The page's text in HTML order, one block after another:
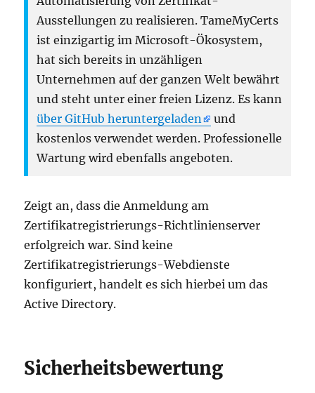
Ausstellungen zu realisieren. TameMyCerts
ist einzigartig im Microsoft-Ökosystem,
hat sich bereits in unzähligen
Unternehmen auf der ganzen Welt bewährt
und steht unter einer freien Lizenz. Es kann
über GitHub heruntergeladen
und
kostenlos verwendet werden. Professionelle
Wartung wird ebenfalls angeboten.
Zeigt an, dass die Anmeldung am
Zertifikatregistrierungs-Richtlinienserver
erfolgreich war. Sind keine
Zertifikatregistrierungs-Webdienste
konfiguriert, handelt es sich hierbei um das
Active Directory.
Sicherheitsbewertung